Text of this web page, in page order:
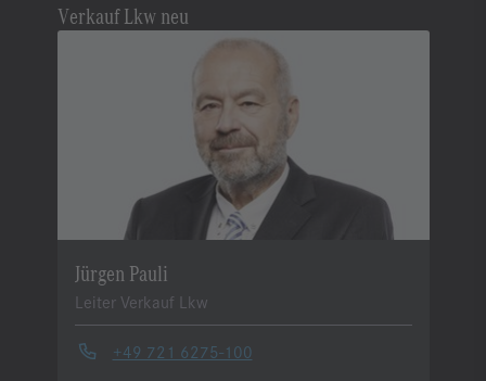
Verkauf Lkw neu
Jürgen Pauli
Leiter Verkauf Lkw
+49 721 6275-100